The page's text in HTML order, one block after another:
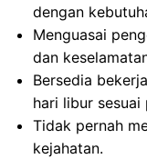
dengan
Menguasai
dan
Bersedia
hari libur sesuai
Tidak pernah
kejahatan.